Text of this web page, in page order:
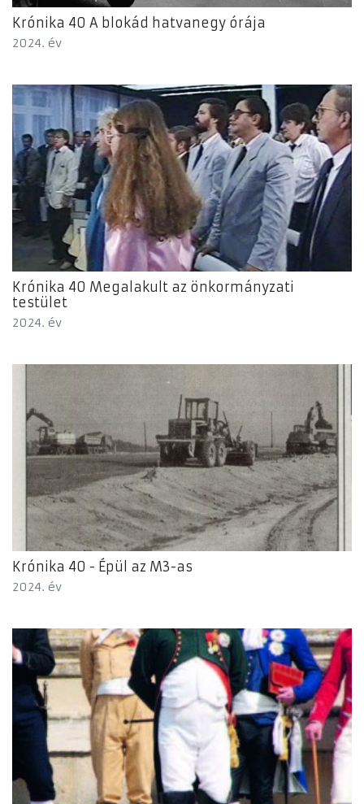
Krónika 40 A blokád hatvanegy órája
2024. év
Krónika 40 Megalakult az önkormányzati
testület
2024. év
Krónika 40 - Épül az M3-as
2024. év